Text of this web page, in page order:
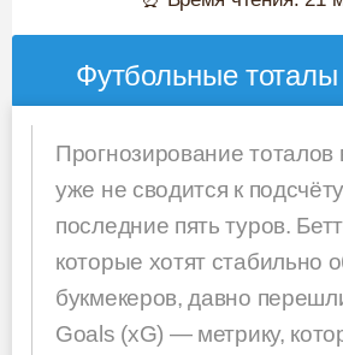
Футбольные тоталы
Прогнозирование тоталов
уже не сводится к
последние пять туров.
которые хотят стабильно
букмекеров, давно
Goals (xG) — метрику,